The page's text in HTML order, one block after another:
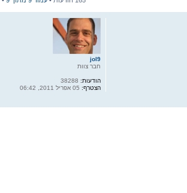
jol9
חבר צוות
הודעות:
הצטרף: